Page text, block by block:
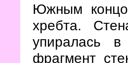
Южным
хребта.
упиралась
фрагмент